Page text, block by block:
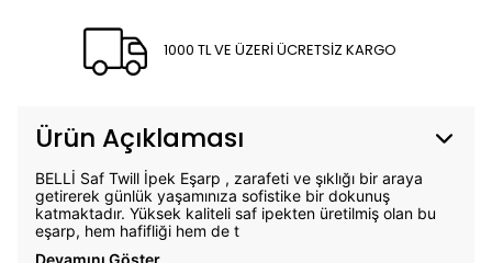
1000 TL VE ÜZERİ ÜCRETSİZ KARGO
Ürün Açıklaması
BELLİ Saf Twill İpek Eşarp , zarafeti ve şıklığı bir araya
getirerek günlük yaşamınıza sofistike bir dokunuş
katmaktadır. Yüksek kaliteli saf ipekten üretilmiş olan bu
eşarp, hem hafifliği hem de t
Devamını Göster